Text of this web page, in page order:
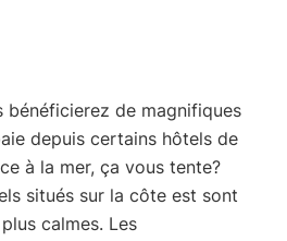
bénéficierez de magnifiques
depuis certains hôtels de
à la mer, ça vous tente?
situés sur la côte est sont
calmes. Les